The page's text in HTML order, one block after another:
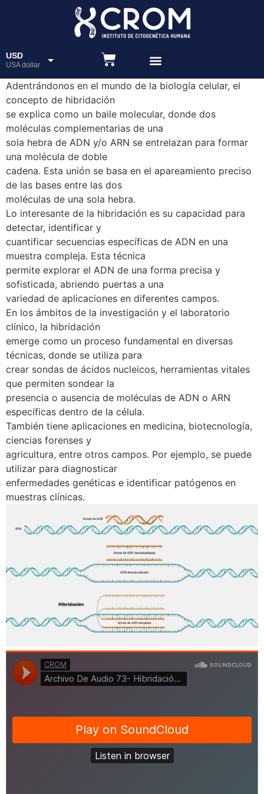
USD
USA dollar
ARS
Adentrándonos en el mundo de la biología celular, el
concepto de hibridación
se explica como un baile molecular, donde dos
moléculas complementarias de una
sola hebra de ADN y/o ARN se entrelazan para formar
una molécula de doble
cadena. Esta unión se basa en el apareamiento preciso
de las bases entre las dos
moléculas de una sola hebra.
Lo interesante de la hibridación es su capacidad para
detectar, identificar y
cuantificar secuencias específicas de ADN en una
muestra compleja. Esta técnica
permite explorar el ADN de una forma precisa y
sofisticada, abriendo puertas a una
variedad de aplicaciones en diferentes campos.
En los ámbitos de la investigación y el laboratorio
clínico, la hibridación
emerge como un proceso fundamental en diversas
técnicas, donde se utiliza para
crear sondas de ácidos nucleicos, herramientas vitales
que permiten sondear la
presencia o ausencia de moléculas de ADN o ARN
específicas dentro de la célula.
También tiene aplicaciones en medicina, biotecnología,
ciencias forenses y
agricultura, entre otros campos. Por ejemplo, se puede
utilizar para diagnosticar
enfermedades genéticas e identificar patógenos en
muestras clínicas.